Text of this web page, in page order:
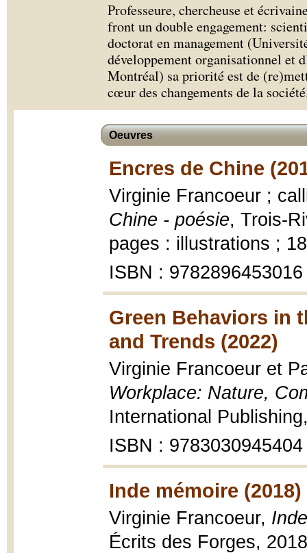
Professeure, chercheuse et
front un double engagement:
doctorat en management
développement organisationnel et
Montréal) sa priorité est de
cœur des changements de la
Oeuvres
Encres de Chine
Virginie Francoeur ;
Chine - poésie, Trois-
pages : illustrations ;
ISBN : 9782896453016
Green Behaviors in
and Trends (2022)
Virginie Francoeur et
Workplace: Nature,
International
ISBN : 9783030945404
Inde mémoire (2018)
Virginie Francoeur,
Écrits des Forges,